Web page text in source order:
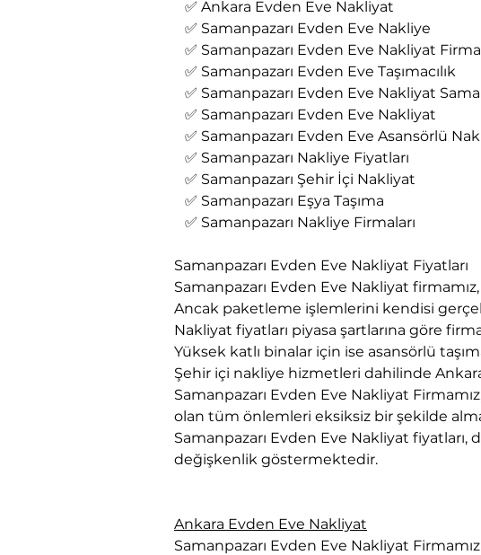
   ✅ Ankara Evden Eve Nakliyat
   ✅ Samanpazarı Evden Eve Nakliye
✅ Samanpazarı Evden Eve Nakliyat
   ✅ Samanpazarı Evden Eve Taşımacılık
✅ Samanpazarı Evden Eve Nakliyat
   ✅ Samanpazarı Evden Eve Nakliyat
✅ Samanpazarı Evden Eve Asansörlü
   ✅ Samanpazarı Nakliye Fiyatları
   ✅ Samanpazarı Şehir İçi Nakliyat
   ✅ Samanpazarı Eşya Taşıma
   ✅ Samanpazarı Nakliye Firmaları
Samanpazarı Evden Eve Nakliyat Fiyatları
Samanpazarı Evden Eve Nakliyat
Ancak paketleme işlemlerini kendisi
Nakliyat fiyatları piyasa şartlarına göre
Yüksek katlı binalar için ise asansörlü
Şehir içi nakliye hizmetleri dahilinde
Samanpazarı Evden Eve Nakliyat
olan tüm önlemleri eksiksiz bir şekilde
Samanpazarı Evden Eve Nakliyat fiyatları,
değişkenlik göstermektedir.
Ankara Evden Eve Nakliyat
Samanpazarı Evden Eve Nakliyat